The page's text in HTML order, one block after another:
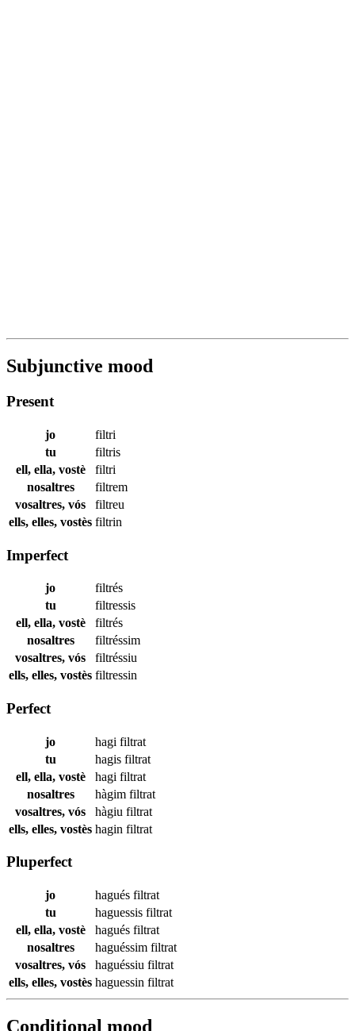
Subjunctive mood
Present
jo
filtri
tu
filtris
ell, ella, vostè
filtri
nosaltres
filtrem
vosaltres, vós
filtreu
ells, elles, vostès filtrin
Imperfect
jo
filtrés
tu
filtressis
ell, ella, vostè
filtrés
nosaltres
filtréssim
vosaltres, vós
filtréssiu
ells, elles, vostès filtressin
Perfect
jo hagi filtrat
tu
hagis filtrat
ell, ella, vostè
hagi filtrat
nosaltres
hàgim filtrat
vosaltres, vós
hàgiu filtrat
ells, elles, vostès hagin filtrat
Pluperfect
jo hagués filtrat
tu
haguessis filtrat
ell, ella, vostè
hagués filtrat
nosaltres
haguéssim filtrat
vosaltres, vós
haguéssiu filtrat
ells, elles, vostès haguessin filtrat
Conditional mood